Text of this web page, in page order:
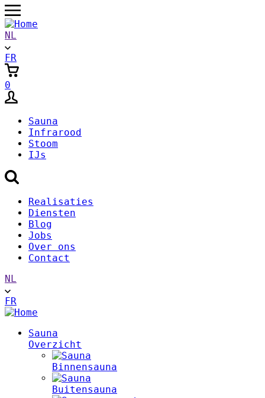
Overslaan
en
naar
de
inhoud
gaan
NL
FR
0
Sauna
Infrarood
Stoom
IJs
Secondary
Menu
Realisaties
Diensten
Blog
Jobs
Over ons
Contact
NL
FR
Main
navigation
Sauna
Overzicht
Binnensauna
Buitensauna